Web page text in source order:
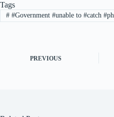
Tags
##Government #unable to #catch
PREVIOUS